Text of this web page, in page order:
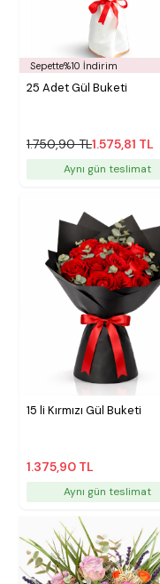
Sepette%10 İndirim
25 Adet Gül Buketi
1.750,90 TL1.575,81 TL
Aynı gün teslimat
15 li Kırmızı Gül Buketi
1.375,90 TL
Aynı gün teslimat